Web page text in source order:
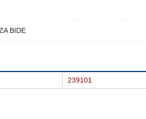
BIDE
239101